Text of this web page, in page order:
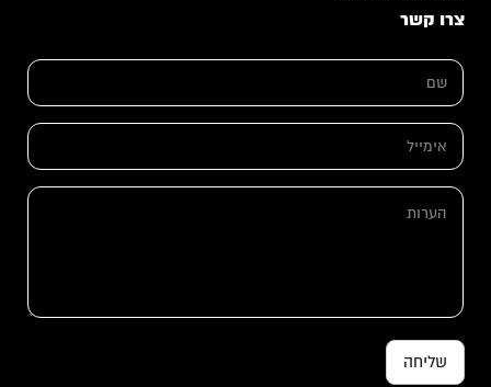
צרו קשר
ם
מ
י
א
ש
*
א
מ
י
ה
שליחה